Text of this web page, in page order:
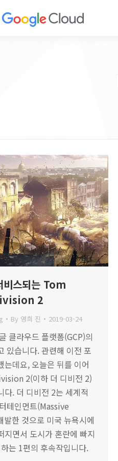
비스되는 Tom
2
By 영희 진 2019-03-24
클라우드 플랫폼(GCP)의
있습니다. 관련해 이전 포
는데요, 오늘은 뒤를 이어
2(이하 더 디비전 2)
다. 더 디비전 2는 세계적
테인먼트(Massive
한 것으로 미국 뉴욕시에
지면서 도시가 혼란에 빠지
는 1편의 후속작입니다.